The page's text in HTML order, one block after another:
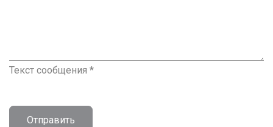
Текст сообщения *
Отправить